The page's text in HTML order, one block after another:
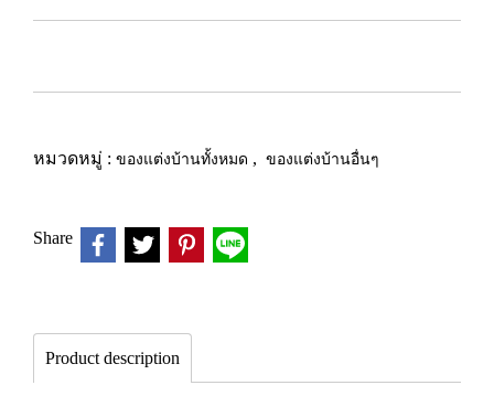
หมวดหมู่ : ของแต่งบ้านทั้งหมด , ของแต่งบ้านอื่นๆ
Share
Product description